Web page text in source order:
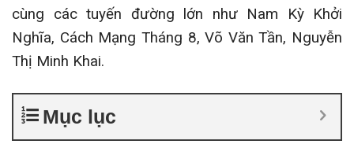
cùng các tuyến đường lớn như Nam Kỳ Khởi
Nghĩa, Cách Mạng Tháng 8, Võ Văn Tần, Nguyễn
Thị Minh Khai.
Mục lục